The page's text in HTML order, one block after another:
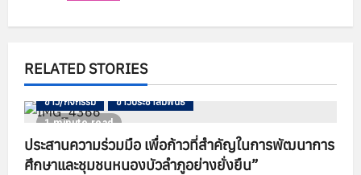
i
o
n
RELATED STORIES
1 minute read
ข่าว/กิจกรรม ข่าวประชาสัมพันธ์
ประสานความร่วมมือ เพื่อก้าวที่สำคัญในการพัฒนาการ
ศึกษาและชุมชนหนองบัวลำภูอย่างยั่งยืน”